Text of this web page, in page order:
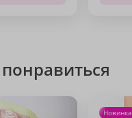
Новинка